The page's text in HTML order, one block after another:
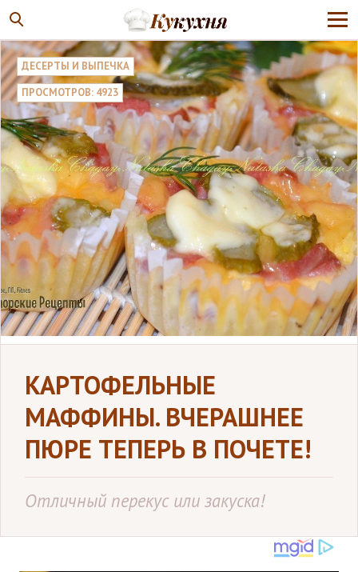
ДЕСЕРТЫ И ВЫПЕЧКА
ПРОСМОТРОВ: 4923
КАРТОФЕЛЬНЫЕ
МАФФИНЫ. ВЧЕРАШНЕЕ
ПЮРЕ ТЕПЕРЬ В ПОЧЕТЕ!
Отличный перекус или закуска!